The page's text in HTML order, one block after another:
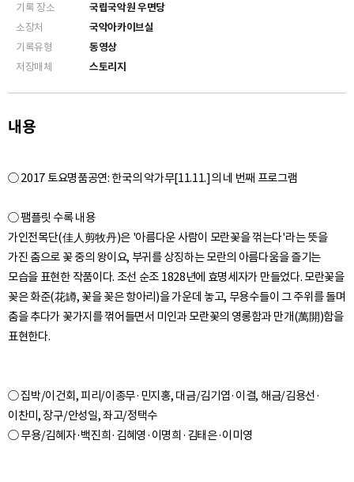
기록 장소
국립국악원 우면당
소장처
국악아카이브실
기록유형
동영상
저장매체
스토리지
내용
○ 2017 토요명품공연: 한국의 악가무[11.11.]의 네 번째 프로그램
○ 팸플릿 수록 내용
가인전목단(佳人剪牧丹)은 '아름다운 사람이 모란꽃을 꺾는다'라는 뜻을
가진 춤으로 꽃 중의 왕이요, 부귀를 상징하는 모란의 아름다움을 즐기는
모습을 표현한 작품이다. 조선 순조 1828년에 효명세자가 만들었다. 모란꽃을
꽂은 화준(花罇, 꽃을 꽂은 항아리)을 가운데 놓고, 무용수들이 그 주위를 돌며
춤을 추다가 꽃가지를 꺾어들면서 미인과 모란꽃의 영롱함과 만개(萬開)함을
○ 집박/이건회, 피리/이종무·민지홍, 대금/김기엽·이결, 해금/김용선·
이찬미, 장구/안성일, 좌고/정택수